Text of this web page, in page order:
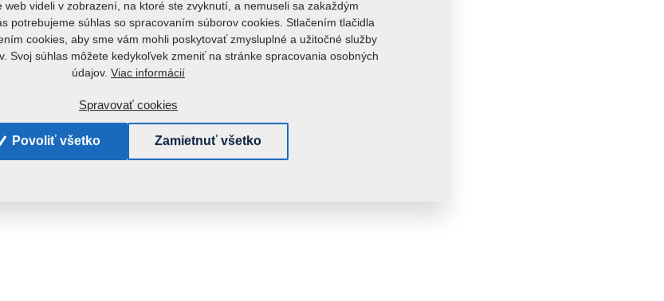
web videli v zobrazení, na ktoré ste zvyknutí, a nemuseli sa zakaždým
potrebujeme súhlas so spracovaním súborov cookies. Stlačením tlačidla
cookies, aby sme vám mohli poskytovať zmysluplné a užitočné služby
Svoj súhlas môžete kedykoľvek zmeniť na stránke spracovania osobných
údajov. Viac informácií
Spravovať cookies
Povoliť všetko Zamietnuť všetko